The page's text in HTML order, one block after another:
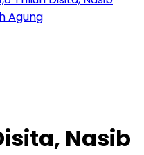
Agung
Nasib